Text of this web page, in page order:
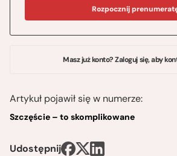
Rozpocznij
Masz już konto? Zaloguj się, aby
Artykuł pojawił się w numerze:
Szczęście – to skomplikowane
Udostępnij